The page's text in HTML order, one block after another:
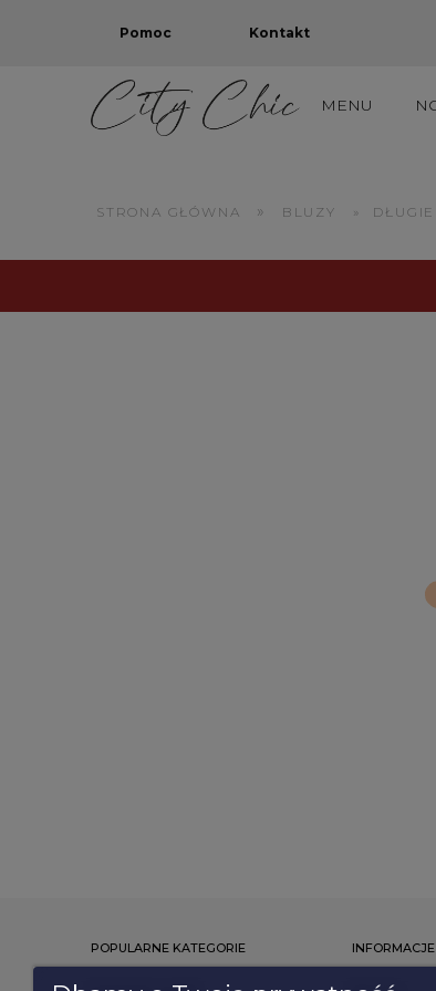
Pomoc Kontakt
MENU
STRONA GŁÓWNA » BLUZY »
POPULARNE KATEGORIE INFORMACJE